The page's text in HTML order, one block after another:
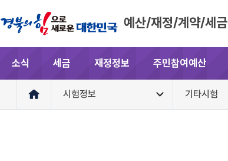
예산/재정/계약/세금
소식 세금 재정정보 주민참여예산
시험정보 기타시험